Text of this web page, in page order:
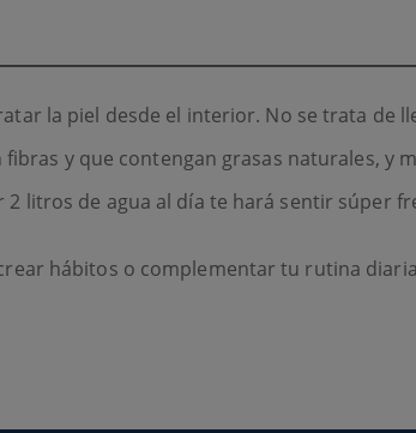
la piel desde el interior. No se trata
y que contengan grasas naturales, y
litros de agua al día te hará sentir súper
hábitos o complementar tu rutina